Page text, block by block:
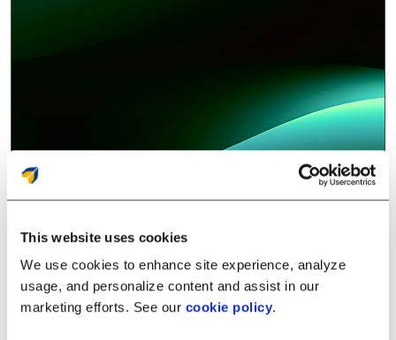
This website uses cookies
We use cookies to enhance site experience, analyze
usage, and personalize content and assist in our
marketing efforts. See our cookie policy.